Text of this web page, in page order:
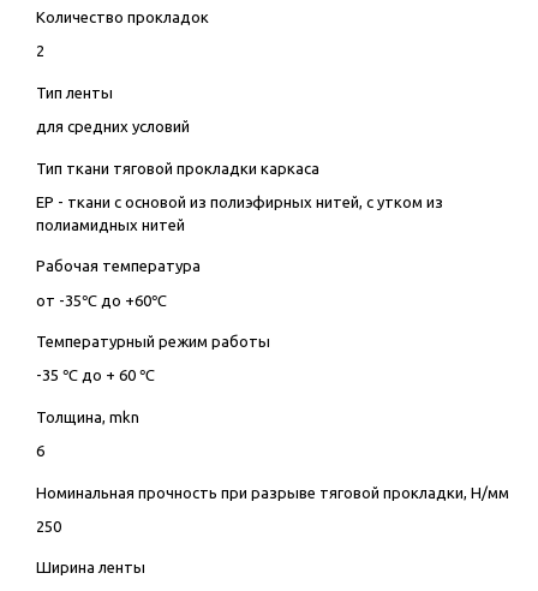
Количество прокладок
2
Тип ленты
для средних условий
Тип ткани тяговой прокладки каркаса
EP - ткани с основой из полиэфирных нитей, с утком из
полиамидных нитей
Рабочая температура
от -35℃ до +60℃
Температурный режим работы
-35 ℃ до + 60 ℃
Толщина, mkn
6
Номинальная прочность при разрыве тяговой прокладки, Н/мм
250
Ширина ленты